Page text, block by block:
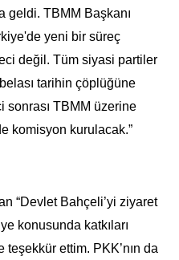
geldi. TBMM Başkanı
yeni bir süreç
değil. Tüm siyasi partiler
tarihin çöplüğüne
sonrası TBMM üzerine
komisyon kurulacak.”
“Devlet Bahçeli’yi ziyaret
konusunda katkıları
ettim. PKK’nın da